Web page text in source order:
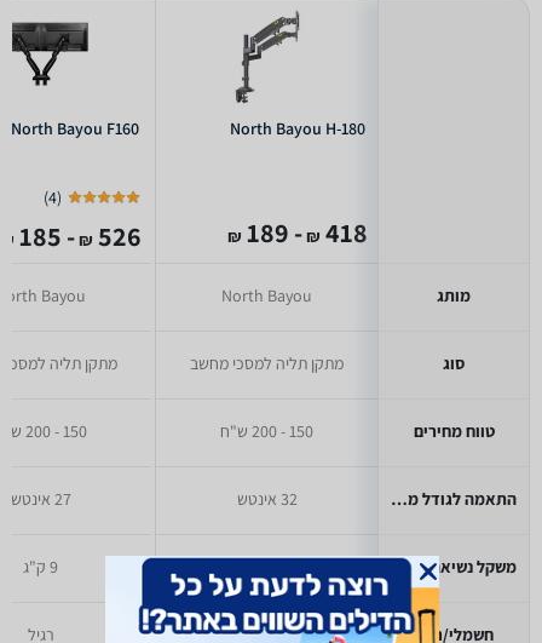
מותג
סוג
טווח מחירים
התאמה לגודל מסך מקסימלי
משקל נשיאה מקסימלי
חשמלי/רגיל
North Bayou H-180
418
₪
- 189
₪
North Bayou
מתקן תליה למסכי מחשב
150 - 200 ש"ח
32 אינטש
רגיל
North Bayou F160
(
4
)
526
₪
- 185
₪
Bayou
מתקן תליה
150 - 200 ש"ח
27 אינטש
9 ק"ג
רגיל